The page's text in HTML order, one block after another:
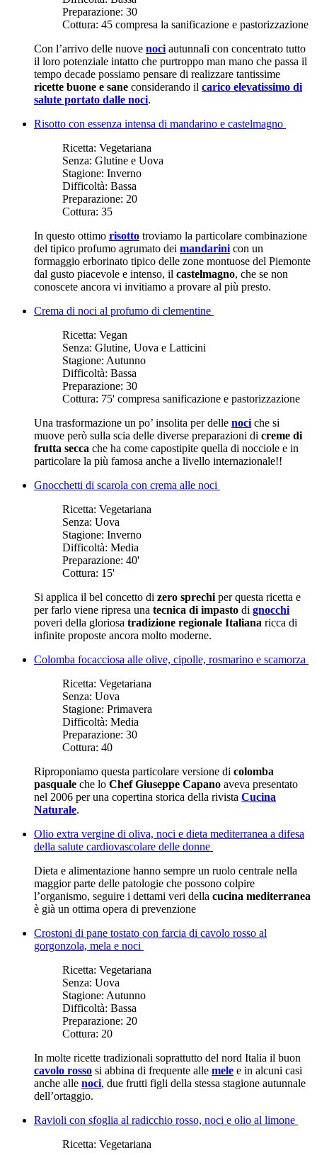
Preparazione: 30
Cottura: 45 compresa la sanificazione e pastorizzazione
Con l’arrivo delle nuove noci autunnali con concentrato tutto
il loro potenziale intatto che purtroppo man mano che passa il
tempo decade possiamo pensare di realizzare tantissime
ricette buone e sane considerando il carico elevatissimo di
salute portato dalle noci.
Risotto con essenza intensa di mandarino e castelmagno
Ricetta: Vegetariana
Senza: Glutine e Uova
Stagione: Inverno
Difficoltà: Bassa
Preparazione: 20
Cottura: 35
In questo ottimo risotto troviamo la particolare combinazione
del tipico profumo agrumato dei mandarini con un
formaggio erborinato tipico delle zone montuose del Piemonte
dal gusto piacevole e intenso, il castelmagno, che se non
conoscete ancora vi invitiamo a provare al più presto.
Crema di noci al profumo di clementine
Ricetta: Vegan
Senza: Glutine, Uova e Latticini
Stagione: Autunno
Difficoltà: Bassa
Preparazione: 30
Cottura: 75' compresa sanificazione e pastorizzazione
Una trasformazione un po’ insolita per delle noci che si
muove però sulla scia delle diverse preparazioni di creme di
frutta secca che ha come capostipite quella di nocciole e in
particolare la più famosa anche a livello internazionale!!
Gnocchetti di scarola con crema alle noci
Ricetta: Vegetariana
Senza: Uova
Stagione: Inverno
Difficoltà: Media
Preparazione: 40'
Cottura: 15'
Si applica il bel concetto di zero sprechi per questa ricetta e
per farlo viene ripresa una tecnica di impasto di gnocchi
poveri della gloriosa tradizione regionale Italiana ricca di
infinite proposte ancora molto moderne.
Colomba focacciosa alle olive, cipolle, rosmarino e scamorza
Ricetta: Vegetariana
Senza: Uova
Stagione: Primavera
Difficoltà: Media
Preparazione: 30
Cottura: 40
Riproponiamo questa particolare versione di colomba
pasquale che lo Chef Giuseppe Capano aveva presentato
nel 2006 per una copertina storica della rivista Cucina
Naturale.
Olio extra vergine di oliva, noci e dieta mediterranea a difesa
della salute cardiovascolare delle donne
Dieta e alimentazione hanno sempre un ruolo centrale nella
maggior parte delle patologie che possono colpire
l’organismo, seguire i dettami veri della cucina mediterranea
è già un ottima opera di prevenzione
Crostoni di pane tostato con farcia di cavolo rosso al
gorgonzola, mela e noci
Ricetta: Vegetariana
Senza: Uova
Stagione: Autunno
Difficoltà: Bassa
Preparazione: 20
Cottura: 20
In molte ricette tradizionali soprattutto del nord Italia il buon
cavolo rosso si abbina di frequente alle mele e in alcuni casi
anche alle noci, due frutti figli della stessa stagione autunnale
dell’ortaggio.
Ravioli con sfoglia al radicchio rosso, noci e olio al limone
Ricetta: Vegetariana